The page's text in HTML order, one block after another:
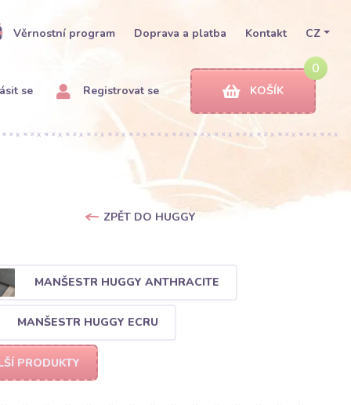
Věrnostní program Doprava a platba Kontakt CZ
se Registrovat se
0
KOŠÍK
ZPĚT DO HUGGY
MANŠESTR HUGGY ANTHRACITE
MANŠESTR HUGGY ECRU
PRODUKTY